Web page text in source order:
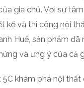
gia chủ. Với sự
kế và thi công nội
Huế, sản phẩm đã
và ưng ý của cả
khám phá nội